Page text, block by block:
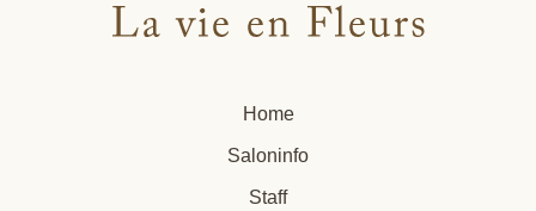
Home
Saloninfo
Staff